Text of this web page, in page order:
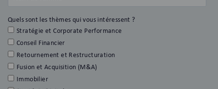
Quels sont les thèmes qui vous intéressent ?
Stratégie et Corporate Performance
Conseil Financier
Retournement et Restructuration
Fusion et Acquisition (M&A)
Immobilier